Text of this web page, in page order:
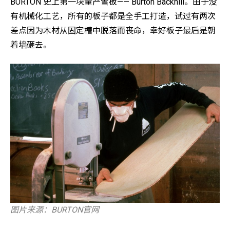
有机械化工艺，所有的板子都是全手工打造，试过有两次
差点因为木材从固定槽中脱落而丧命，幸好板子最后是朝
着墙砸去。
图片来源：BURTON官网